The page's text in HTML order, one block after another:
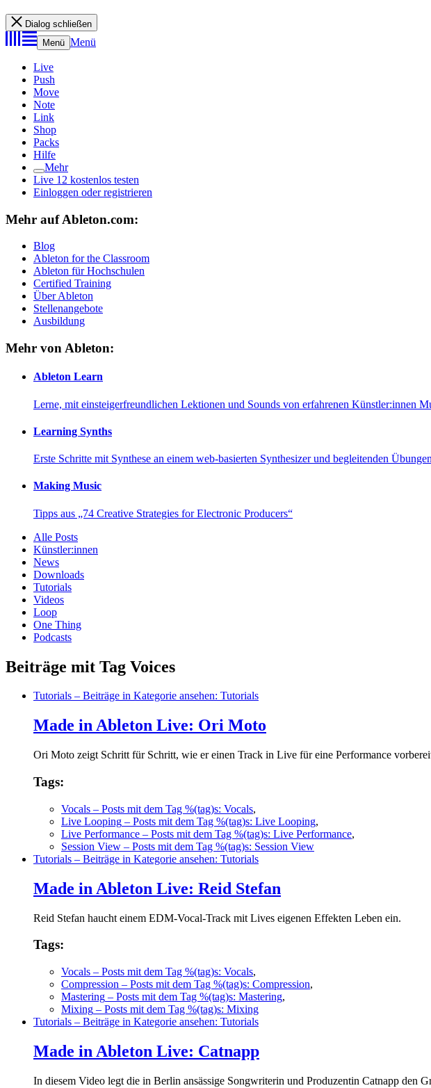
Dialog schließen
Menü Menü
Live
Push
Move
Note
Link
Shop
Packs
Hilfe
Mehr
Live 12 kostenlos testen
Einloggen oder registrieren
Mehr auf Ableton.com:
Blog
Ableton for the Classroom
Ableton für Hochschulen
Certified Training
Über Ableton
Stellenangebote
Ausbildung
Mehr von Ableton:
Ableton Learn
Lerne, mit einsteigerfreundlichen Lektionen und Sounds von erfahrenen Künstler:innen
Learning Synths
Erste Schritte mit Synthese an einem web-basierten Synthesizer und begleitenden
Making Music
Tipps aus „74 Creative Strategies for Electronic Producers“
Alle Posts
Künstler:innen
News
Downloads
Tutorials
Videos
Loop
One Thing
Podcasts
Beiträge mit Tag Voices
Tutorials – Beiträge in Kategorie ansehen: Tutorials
Made in Ableton Live: Ori Moto
Ori Moto zeigt Schritt für Schritt, wie er einen Track in Live für eine Performance
Tags:
Vocals – Posts mit dem Tag %(tag)s: Vocals,
Live Looping – Posts mit dem Tag %(tag)s: Live Looping,
Live Performance – Posts mit dem Tag %(tag)s: Live Performance,
Session View – Posts mit dem Tag %(tag)s: Session View
Tutorials – Beiträge in Kategorie ansehen: Tutorials
Made in Ableton Live: Reid Stefan
Reid Stefan haucht einem EDM-Vocal-Track mit Lives eigenen Effekten Leben ein.
Tags:
Vocals – Posts mit dem Tag %(tag)s: Vocals,
Compression – Posts mit dem Tag %(tag)s: Compression,
Mastering – Posts mit dem Tag %(tag)s: Mastering,
Mixing – Posts mit dem Tag %(tag)s: Mixing
Tutorials – Beiträge in Kategorie ansehen: Tutorials
Made in Ableton Live: Catnapp
In diesem Video legt die in Berlin ansässige Songwriterin und Produzentin Catnapp den